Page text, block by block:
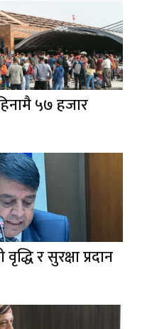
५७ हजार
र सुरक्षा प्रदान